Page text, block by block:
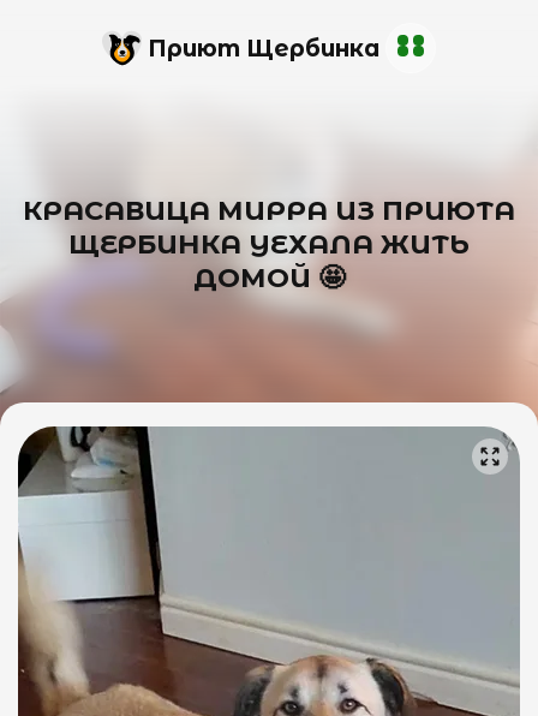
Приют Щербинка
КРАСАВИЦА МИРРА ИЗ ПРИЮТА
ЩЕРБИНКА УЕХАЛА ЖИТЬ
ДОМОЙ 🤩